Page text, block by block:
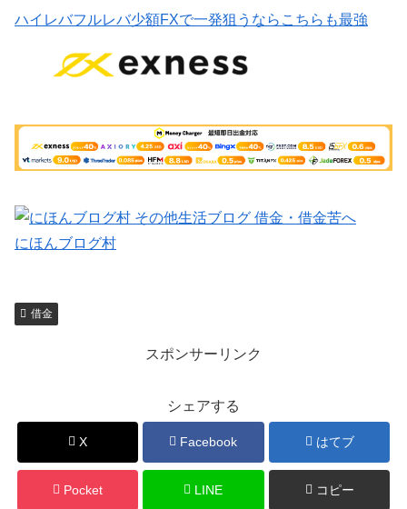
ハイレバフルレバ少額FXで一発狙うならこちらも最強
にほんブログ村
借金
スポンサーリンク
シェアする
X Facebook はてブ
Pocket LINE コピー